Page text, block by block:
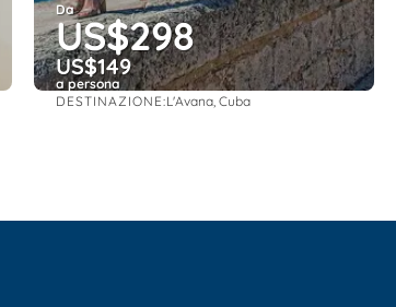
Da
US$298
US$149
a persona
Vedere
DESTINAZIONE:L'Avana, Cuba